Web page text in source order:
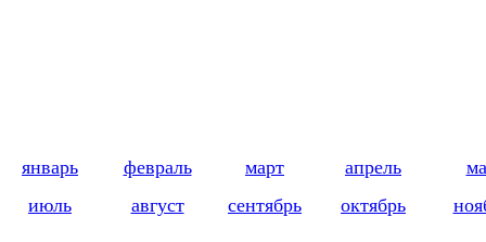
январь февраль март апрель
июль
август сентябрь октябрь